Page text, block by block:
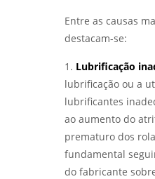
ENTENDA O ENSAIO
ACELERADA EM SP E
LABMETAL
ENSAIO DE
PAULO E SUAS
Laboratório de
Laboratório de
materiais
Laboratório de
metalográficos
Laboratório de
Entre as causas
destacam-se:
1. Lubrificação
lubrificação ou a
lubrificantes
ao aumento do
prematuro dos
fundamental
do fabricante